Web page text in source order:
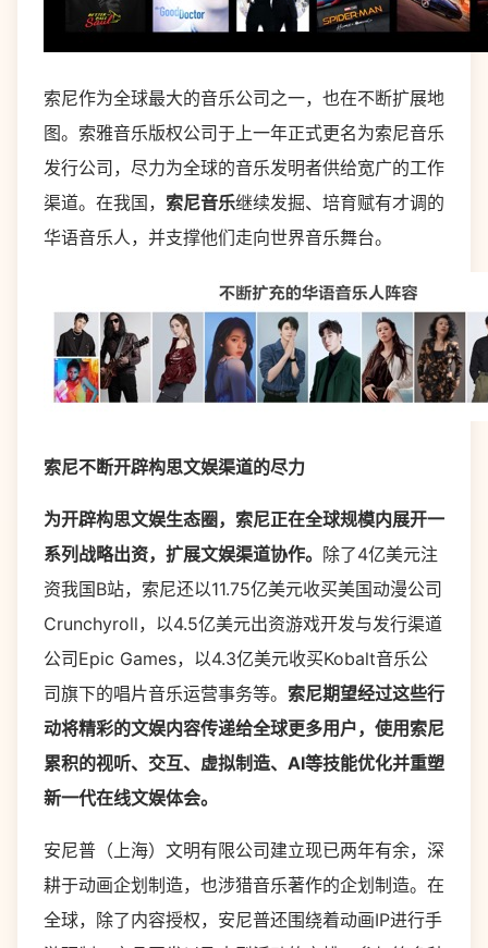
索尼作为全球最大的音乐公司之一，也在不断扩展地
图。索雅音乐版权公司于上一年正式更名为索尼音乐
发行公司，尽力为全球的音乐发明者供给宽广的工作
渠道。在我国， 索尼音乐继续发掘、培育赋有才调的
华语音乐人，并支撑他们走向世界音乐舞台。
索尼不断开辟构思文娱渠道的尽力
为开辟构思文娱生态圈，索尼正在全球规模内展开一
系列战略出资，扩展文娱渠道协作。 除了4亿美元注
资我国B站，索尼还以11.75亿美元收买美国动漫公司
Crunchyroll，以4.5亿美元出资游戏开发与发行渠道
公司Epic Games，以4.3亿美元收买Kobalt音乐公
司旗下的唱片音乐运营事务等。 索尼期望经过这些行
动将精彩的文娱内容传递给全球更多用户，使用索尼
累积的视听、交互、虚拟制造、 AI等技能优化并重塑
新一代在线文娱体会。
安尼普（上海）文明有限公司建立现已两年有余，深
耕于动画企划制造，也涉猎音乐著作的企划制造。在
全球，除了内容授权，安尼普还围绕着动画IP进行手